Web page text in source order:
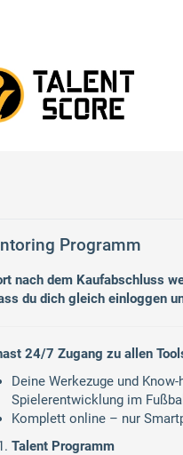
Programm
nach dem Kaufabschluss
du dich gleich einloggen
24/7 Zugang zu allen
Deine Werkezuge und
Spielerentwicklung im
Komplett online – nur
Talent Programm